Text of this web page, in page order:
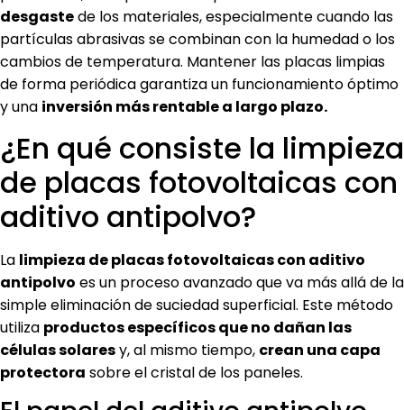
desgastede los materiales, especialmente cuando las
partículas abrasivas se combinan con la humedad o los
cambios de temperatura. Mantener las placas limpias
de forma periódica garantiza un funcionamiento óptimo
y una inversión más rentable a largo plazo.
¿En qué consiste la limpieza
de placas fotovoltaicas con
aditivo antipolvo?
La limpieza de placas fotovoltaicas con aditivo
antipolvo es un proceso avanzado que va más allá de la
simple eliminación de suciedad superficial. Este método
utiliza productos específicos que no dañan las
células solaresy, al mismo tiempo, crean una capa
protectora sobre el cristal de los paneles.